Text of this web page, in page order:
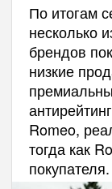
По итогам
несколько
брендов
низкие
Romeo,
тогда как
покупателя.